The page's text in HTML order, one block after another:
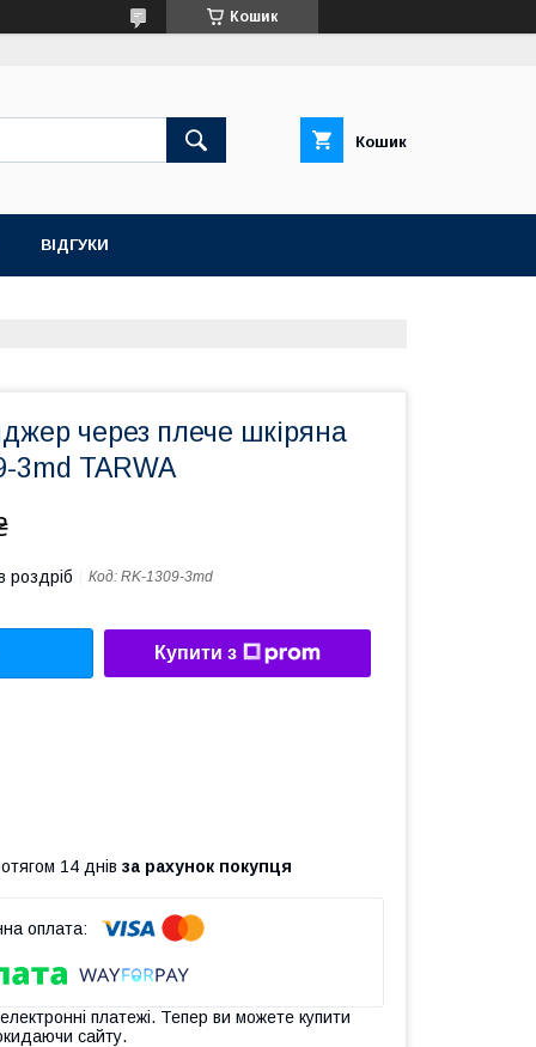
Кошик
Кошик
ВІДГУКИ
через плече шкіряна
3md TARWA
роздріб Код: RK-1309-3md
Купити з
14 днів за рахунок покупця
платежі. Тепер ви можете купити
сайту.